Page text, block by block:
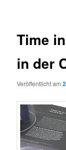
Time
in der
Veröffentlicht am